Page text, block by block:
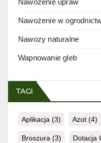
Nawożenie upraw
Nawożenie w
Nawozy naturalne
Wapnowanie gleb
TAGI
Aplikacja (3) Azot (4)
Broszura (3) Dotacja